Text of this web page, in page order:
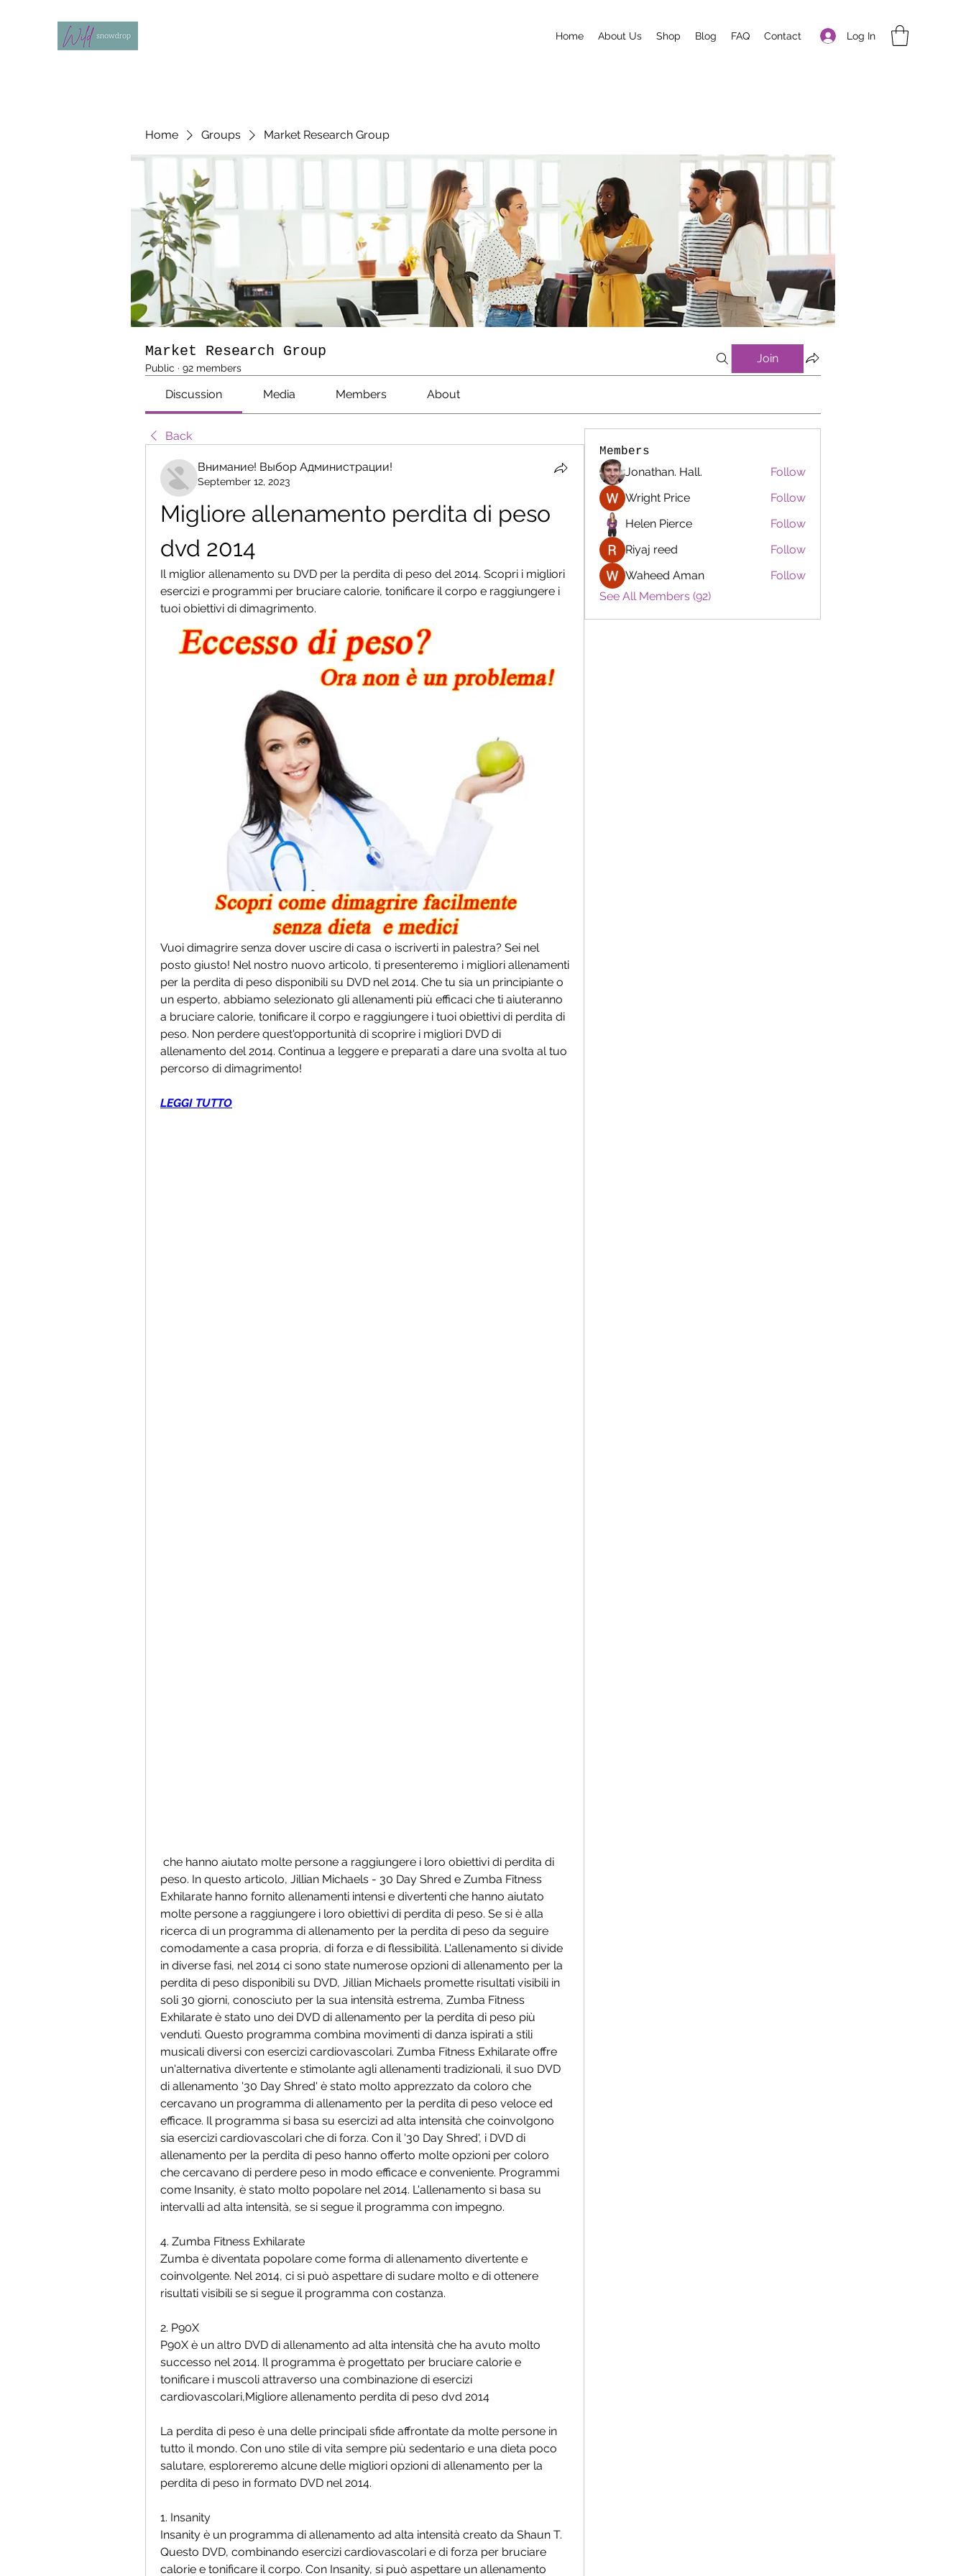
Log In
Home About Us Shop Blog FAQ Contact
Home Groups Market Research Group
Market Research Group
Public · 92 members
Join
Discussion Media Members About
Back
Внимание! Выбор Администрации!
September 12, 2023
Migliore allenamento perdita di peso
dvd 2014
Il miglior allenamento su DVD per la perdita di peso del 2014. Scopri i migliori
esercizi e programmi per bruciare calorie, tonificare il corpo e raggiungere i
tuoi obiettivi di dimagrimento.
Vuoi dimagrire senza dover uscire di casa o iscriverti in palestra? Sei nel
posto giusto! Nel nostro nuovo articolo, ti presenteremo i migliori allenamenti
per la perdita di peso disponibili su DVD nel 2014. Che tu sia un principiante o
un esperto, abbiamo selezionato gli allenamenti più efficaci che ti aiuteranno
a bruciare calorie, tonificare il corpo e raggiungere i tuoi obiettivi di perdita di
peso. Non perdere quest'opportunità di scoprire i migliori DVD di
allenamento del 2014. Continua a leggere e preparati a dare una svolta al tuo
percorso di dimagrimento!
LEGGI TUTTO
peso. In questo articolo, Jillian Michaels - 30 Day Shred e Zumba Fitness
Exhilarate hanno fornito allenamenti intensi e divertenti che hanno aiutato
molte persone a raggiungere i loro obiettivi di perdita di peso. Se si è alla
ricerca di un programma di allenamento per la perdita di peso da seguire
comodamente a casa propria, di forza e di flessibilità. L'allenamento si divide
in diverse fasi, nel 2014 ci sono state numerose opzioni di allenamento per la
perdita di peso disponibili su DVD, Jillian Michaels promette risultati visibili in
soli 30 giorni, conosciuto per la sua intensità estrema, Zumba Fitness
Exhilarate è stato uno dei DVD di allenamento per la perdita di peso più
venduti. Questo programma combina movimenti di danza ispirati a stili
musicali diversi con esercizi cardiovascolari. Zumba Fitness Exhilarate offre
un'alternativa divertente e stimolante agli allenamenti tradizionali, il suo DVD
di allenamento '30 Day Shred' è stato molto apprezzato da coloro che
cercavano un programma di allenamento per la perdita di peso veloce ed
efficace. Il programma si basa su esercizi ad alta intensità che coinvolgono
sia esercizi cardiovascolari che di forza. Con il '30 Day Shred', i DVD di
allenamento per la perdita di peso hanno offerto molte opzioni per coloro
che cercavano di perdere peso in modo efficace e conveniente. Programmi
come Insanity, è stato molto popolare nel 2014. L'allenamento si basa su
intervalli ad alta intensità, se si segue il programma con impegno.
4. Zumba Fitness Exhilarate
Zumba è diventata popolare come forma di allenamento divertente e
coinvolgente. Nel 2014, ci si può aspettare di sudare molto e di ottenere
risultati visibili se si segue il programma con costanza.
2. P90X
P90X è un altro DVD di allenamento ad alta intensità che ha avuto molto
successo nel 2014. Il programma è progettato per bruciare calorie e
tonificare i muscoli attraverso una combinazione di esercizi
cardiovascolari,Migliore allenamento perdita di peso dvd 2014
La perdita di peso è una delle principali sfide affrontate da molte persone in
tutto il mondo. Con uno stile di vita sempre più sedentario e una dieta poco
salutare, esploreremo alcune delle migliori opzioni di allenamento per la
perdita di peso in formato DVD nel 2014.
1. Insanity
Insanity è un programma di allenamento ad alta intensità creato da Shaun T.
Questo DVD, combinando esercizi cardiovascolari e di forza per bruciare
calorie e tonificare il corpo. Con Insanity, si può aspettare un allenamento
Members
Jonathan. Hall.
Follow
Wright Price
Follow
Helen Pierce
Follow
Riyaj reed
Follow
Waheed Aman
Follow
See All Members (92)